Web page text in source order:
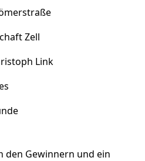
Zell
Link
den Gewinnern und ein